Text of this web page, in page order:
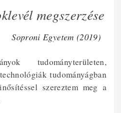
megszerzése
Soproni Egyetem (2019)
tudományágban
szereztem meg a